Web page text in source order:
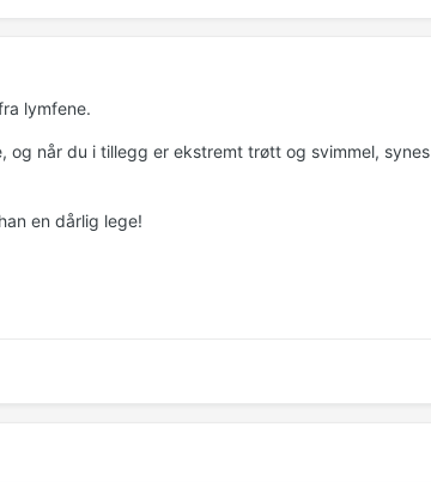
lymfene.
når du i tillegg er ekstremt trøtt og svimmel, synes
en dårlig lege!